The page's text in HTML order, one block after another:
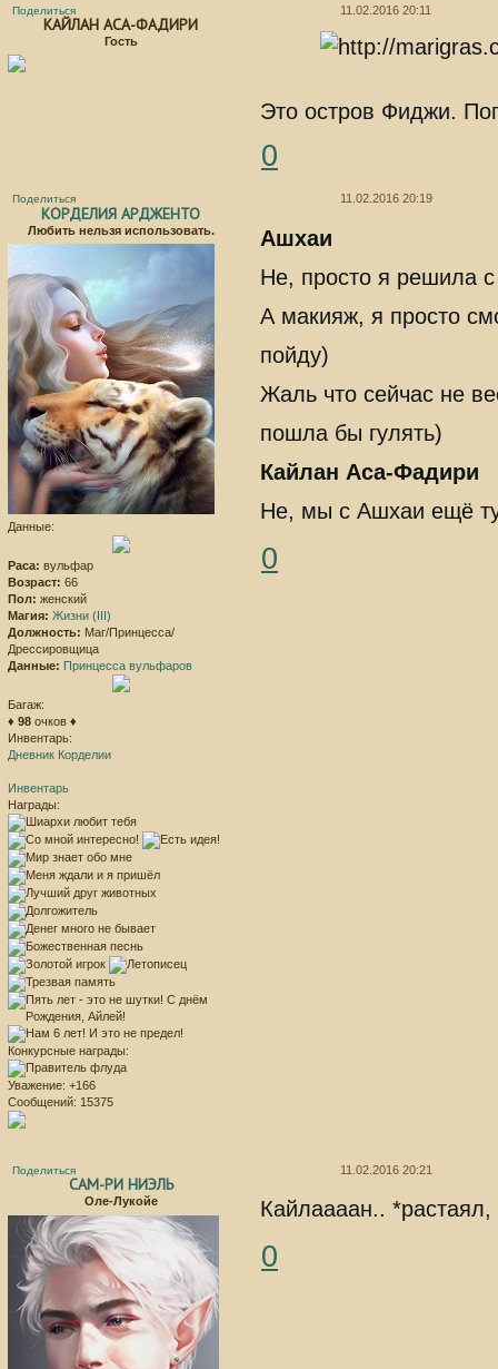
Поделиться 11.02.2016 20:11
КАЙЛАН АСА-ФАДИРИ
Гость
Это остров Фиджи.
0
Поделиться 11.02.2016 20:19
КОРДЕЛИЯ АРДЖЕНТО
Любить нельзя использовать.
Данные:
Раса: вульфар
Возраст: 66
Пол: женский
Магия: Жизни (III)
Должность: Маг/Принцесса/
Дрессировщица
Данные: Принцесса вульфаров
Багаж:
♦ 98 очков ♦
Инвентарь:
Дневник Корделии
Инвентарь
Награды:
Конкурсные награды:
Уважение: +166
Сообщений: 15375
Ашхаи
Не, просто я решила
А макияж, я просто
пойду)
Жаль что сейчас не
пошла бы гулять)
Кайлан Аса-Фадири
Не, мы с Ашхаи ещё
0
Поделиться 11.02.2016 20:21
САМ-РИ НИЭЛЬ
Оле-Лукойе Кайлаааан.. *растаял,
0